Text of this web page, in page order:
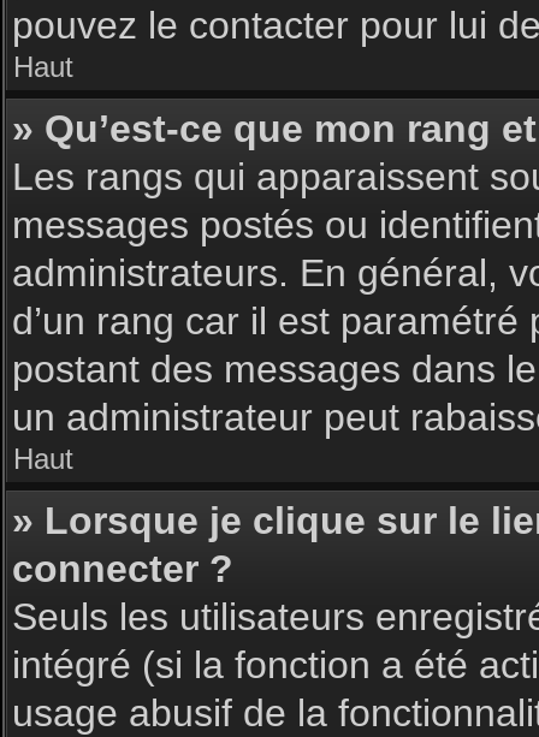
pouvez le contacter pour lui
Haut
» Qu’est-ce que mon rang
Les rangs qui apparaissent
messages postés ou
administrateurs. En général,
d’un rang car il est
postant des messages dans
un administrateur peut
Haut
» Lorsque je clique sur le
connecter ?
Seuls les utilisateurs
intégré (si la fonction a été
usage abusif de la